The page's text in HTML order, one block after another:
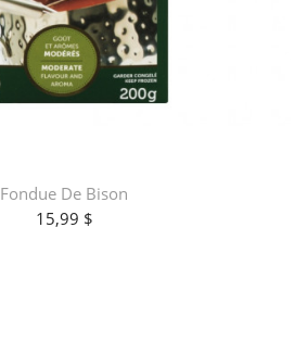
Fondue De Bison
15,99 $